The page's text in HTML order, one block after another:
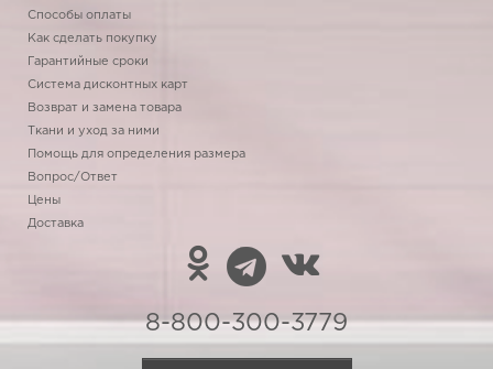
Способы оплаты
Как сделать покупку
Гарантийные сроки
Система дисконтных карт
Возврат и замена товара
Ткани и уход за ними
Помощь для определения размера
Вопрос/Ответ
Цены
Доставка
8-800-300-3779